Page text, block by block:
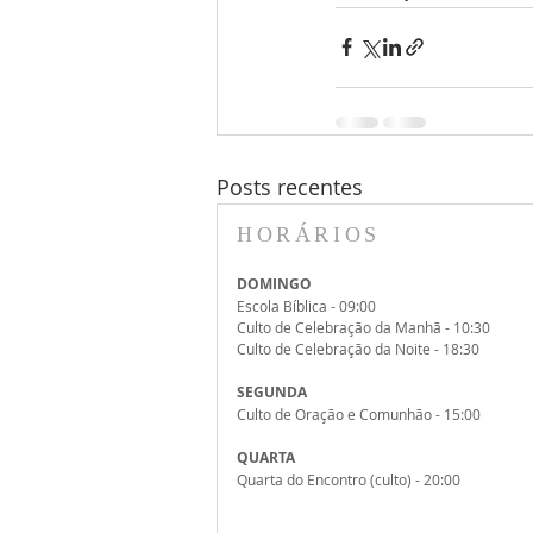
Posts recentes
HORÁRIOS
DOMINGO
Escola Bíblica - 09:00
Culto de Celebração da Manhã - 10:30
Culto de Celebração da Noite - 18:30
SEGUNDA
Culto de Oração e Comunhão - 15:00
QUARTA
Quarta do Encontro (culto) - 20:00